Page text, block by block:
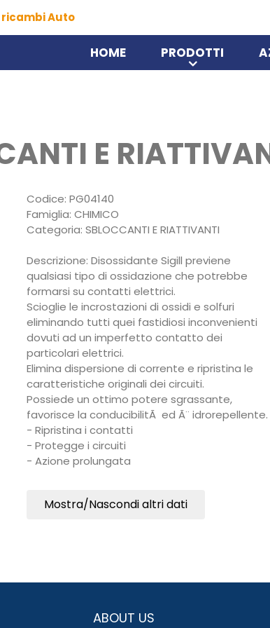
Auto
HOME PRODOTTI
E
Codice: PG04140
Famiglia: CHIMICO
Categoria: SBLOCCANTI E RIATTIVANTI
Descrizione: Disossidante Sigill previene
qualsiasi tipo di ossidazione che potrebbe
formarsi su contatti elettrici.
Scioglie le incrostazioni di ossidi e solfuri
eliminando tutti quei fastidiosi inconvenienti
dovuti ad un imperfetto contatto dei
particolari elettrici.
Elimina dispersione di corrente e ripristina le
caratteristiche originali dei circuiti.
Possiede un ottimo potere sgrassante,
favorisce la conducibilitÃ ed Ã¨ idrorepellente.
- Ripristina i contatti
- Protegge i circuiti
- Azione prolungata
Mostra/Nascondi altri dati
ABOUT US